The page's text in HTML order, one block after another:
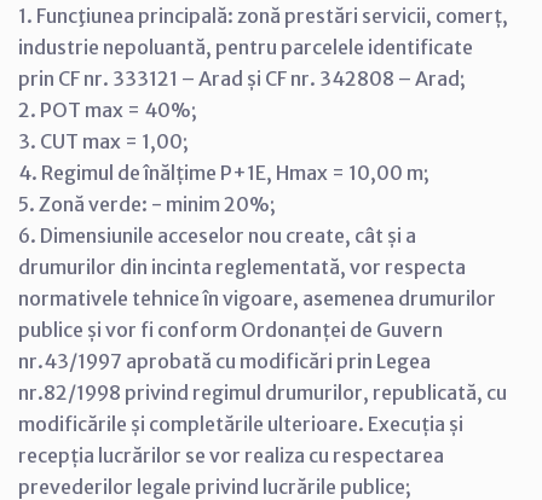
1. Funcţiunea principală: zonă prestări servicii, comerț,
industrie nepoluantă, pentru parcelele identificate
prin CF nr. 333121 – Arad și CF nr. 342808 – Arad;
2. POT max = 40%;
3. CUT max = 1,00;
4. Regimul de înălțime P+1E, Hmax = 10,00 m;
5. Zonă verde: - minim 20%;
6. Dimensiunile acceselor nou create, cât și a
drumurilor din incinta reglementată, vor respecta
normativele tehnice în vigoare, asemenea drumurilor
publice și vor fi conform Ordonanței de Guvern
nr.43/1997 aprobată cu modificări prin Legea
nr.82/1998 privind regimul drumurilor, republicată, cu
modificările și completările ulterioare. Execuția și
recepția lucrărilor se vor realiza cu respectarea
prevederilor legale privind lucrările publice;